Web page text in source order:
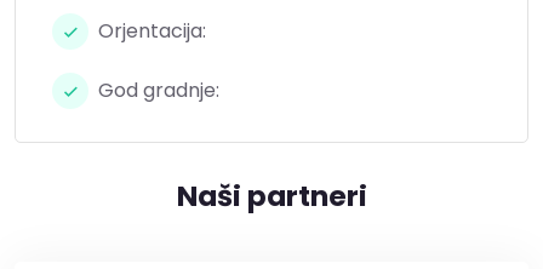
Orjentacija:
God gradnje:
Naši partneri